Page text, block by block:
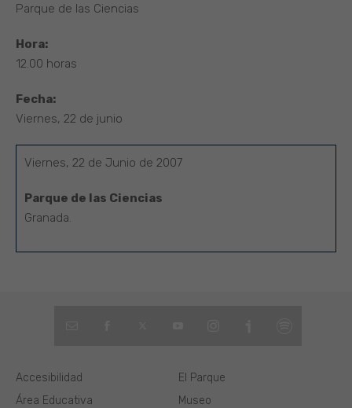
Parque de las Ciencias
Hora:
12.00 horas
Fecha:
Viernes, 22 de junio
Viernes, 22 de Junio de 2007
Parque de las Ciencias
Granada.
El Parque
Museo
Área Educativa
Accesibilidad